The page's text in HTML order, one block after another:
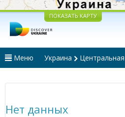
ПОКАЗАТЬ КАРТУ
Меню Украина Центральная
Нет данных